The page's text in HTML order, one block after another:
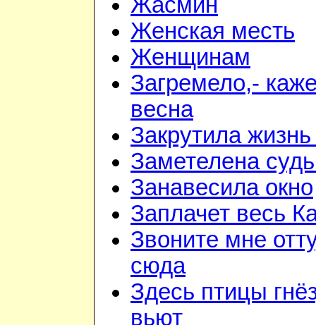
Жасмин
Женская месть
Женщинам
Загремело,-
весна
Закрутила жизнь
Заметелена
Занавесила окно
Заплачет весь
Звоните мне
сюда
Здесь птицы
вьют